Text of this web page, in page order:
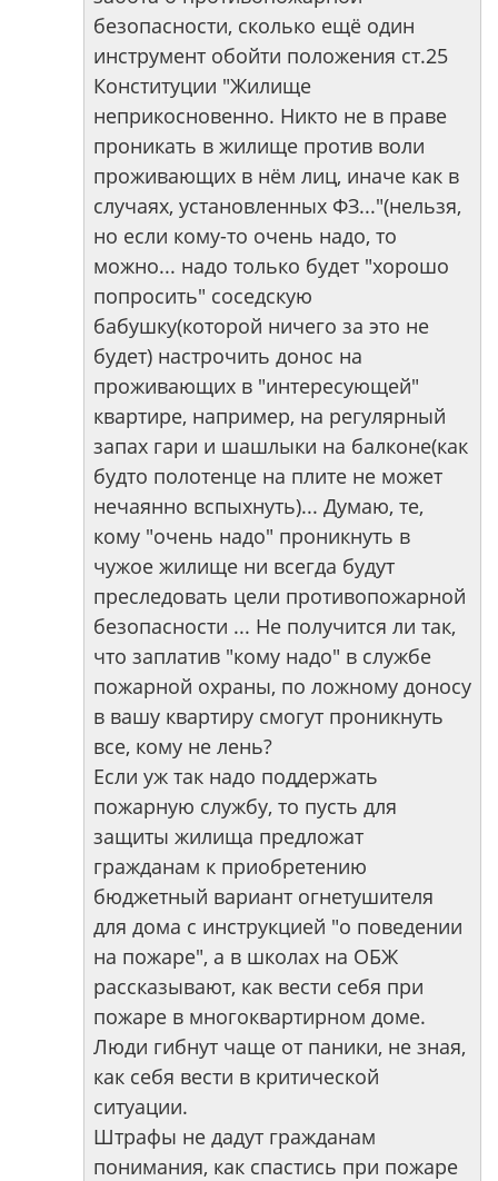
безопасности, сколько ещё один
инструмент обойти положения ст.25
Конституции "Жилище
неприкосновенно. Никто не в праве
проникать в жилище против воли
проживающих в нём лиц, иначе как в
случаях, установленных ФЗ..."(нельзя,
но если кому-то очень надо, то
можно... надо только будет "хорошо
попросить" соседскую
бабушку(которой ничего за это не
будет) настрочить донос на
проживающих в "интересующей"
квартире, например, на регулярный
запах гари и шашлыки на балконе(как
будто полотенце на плите не может
нечаянно вспыхнуть)... Думаю, те,
кому "очень надо" проникнуть в
чужое жилище ни всегда будут
преследовать цели противопожарной
безопасности ... Не получится ли так,
что заплатив "кому надо" в службе
пожарной охраны, по ложному доносу
в вашу квартиру смогут проникнуть
все, кому не лень?
Если уж так надо поддержать
пожарную службу, то пусть для
защиты жилища предложат
гражданам к приобретению
бюджетный вариант огнетушителя
для дома с инструкцией "о поведении
на пожаре", а в школах на ОБЖ
рассказывают, как вести себя при
пожаре в многоквартирном доме.
Люди гибнут чаще от паники, не зная,
как себя вести в критической
ситуации.
Штрафы не дадут гражданам
понимания, как спастись при пожаре